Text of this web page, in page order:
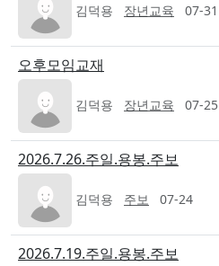
김덕용 장년교육 07-31
오후모임교재
김덕용 장년교육 07-25
2026.7.26.주일.용봉.주보
김덕용 주보 07-24
2026.7.19.주일.용봉.주보